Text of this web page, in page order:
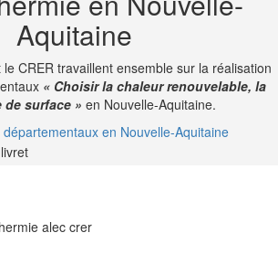
Aquitaine
le CRER travaillent ensemble sur la réalisation
« Choisir la chaleur renouvelable, la
de surface » en Nouvelle-Aquitaine.
en Nouvelle-Aquitaine